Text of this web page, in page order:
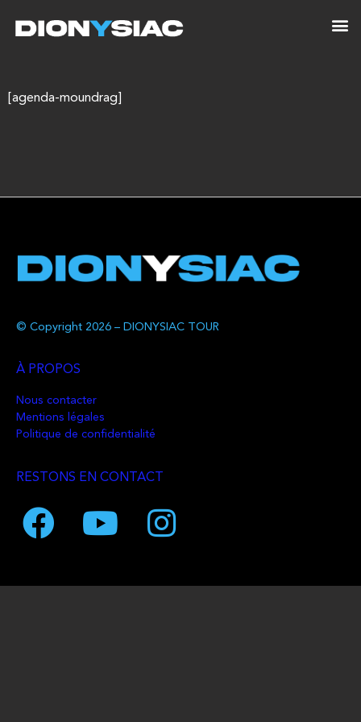
[agenda-moundrag]
© Copyright 2026 – DIONYSIAC TOUR
À PROPOS
Nous contacter
Mentions légales
Politique de confidentialité
RESTONS EN CONTACT